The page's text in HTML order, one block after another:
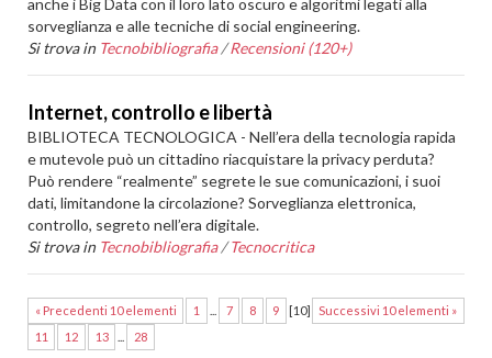
anche i Big Data con il loro lato oscuro e algoritmi legati alla
sorveglianza e alle tecniche di social engineering.
Si trova in Tecnobibliografia /Recensioni (120+)
Internet, controllo e libertà
BIBLIOTECA TECNOLOGICA - Nell’era della tecnologia rapida
e mutevole può un cittadino riacquistare la privacy perduta?
Può rendere “realmente” segrete le sue comunicazioni, i suoi
dati, limitandone la circolazione? Sorveglianza elettronica,
controllo, segreto nell’era digitale.
Si trova in Tecnobibliografia /Tecnocritica
« Precedenti 10 elementi Successivi 10 elementi »
1 7 8 9 [10]
11
12 13 28